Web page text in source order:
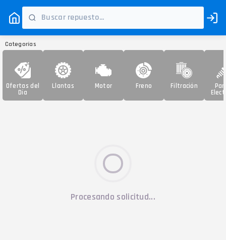
Categorías
Ofertas del
Día
Llantas Motor Freno Filtración
Procesando solicitud...